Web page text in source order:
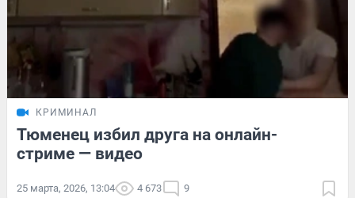
КРИМИНАЛ
Тюменец избил друга на онлайн-
стриме — видео
25 марта, 2026, 13:04 4 673 9